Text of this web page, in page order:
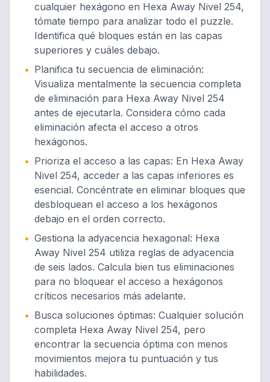
cualquier hexágono en Hexa Away Nivel 254,
tómate tiempo para analizar todo el puzzle.
Identifica qué bloques están en las capas
superiores y cuáles debajo.
• Planifica tu secuencia de eliminación:
Visualiza mentalmente la secuencia completa
de eliminación para Hexa Away Nivel 254
antes de ejecutarla. Considera cómo cada
eliminación afecta el acceso a otros
hexágonos.
• Prioriza el acceso a las capas: En Hexa Away
Nivel 254, acceder a las capas inferiores es
esencial. Concéntrate en eliminar bloques que
desbloquean el acceso a los hexágonos
debajo en el orden correcto.
• Gestiona la adyacencia hexagonal: Hexa
Away Nivel 254 utiliza reglas de adyacencia
de seis lados. Calcula bien tus eliminaciones
para no bloquear el acceso a hexágonos
críticos necesarios más adelante.
• Busca soluciones óptimas: Cualquier solución
completa Hexa Away Nivel 254, pero
encontrar la secuencia óptima con menos
movimientos mejora tu puntuación y tus
habilidades.